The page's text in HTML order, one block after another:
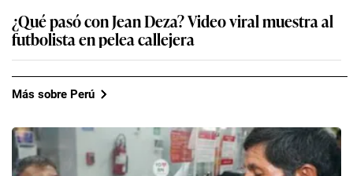
¿Qué pasó con Jean Deza? Video viral muestra al
futbolista en pelea callejera
Más sobre Perú